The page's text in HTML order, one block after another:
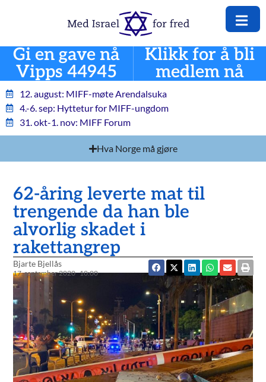
Gi en gave nå
Vipps 44945
Klikk for å bli
medlem nå
12. august: MIFF-møte Arendalsuka
4.-6. sep: Hyttetur for MIFF-ungdom
31. okt-1. nov: MIFF Forum
Hva Norge må gjøre
62-åring leverte mat til
trengende da han ble
alvorlig skadet i
rakettangrep
Bjarte Bjellås
17. september 2020 10:00